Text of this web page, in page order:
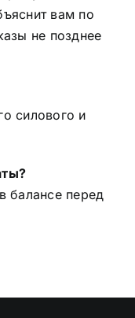
вам по
не позднее
силового и
балансе перед